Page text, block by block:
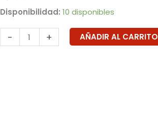
Disponibilidad: 10 disponibles
- + AÑADIR AL CARRITO